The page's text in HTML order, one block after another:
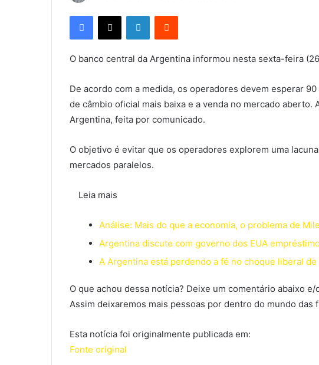
Facebook
X LinkedinReddit
O banco central da Argentina informou nesta sexta-feira
De acordo com a medida, os operadores devem esperar
de câmbio oficial mais baixa e a venda no mercado aberto.
Argentina, feita por comunicado.
O objetivo é evitar que os operadores explorem uma
mercados paralelos.
Leia mais
Análise: Mais do que a economia, o problema de
Argentina discute com governo dos EUA
A Argentina está perdendo a fé no choque liberal de
O que achou dessa notícia? Deixe um comentário abaixo
Assim deixaremos mais pessoas por dentro do mundo das
Esta notícia foi originalmente publicada em:
Fonte original